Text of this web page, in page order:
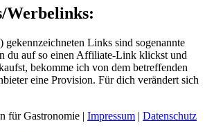
Links sind sogenannte
du auf so einen Affiliate-Link klickst und
bekomme ich von dem betreffenden
eine Provision. Für dich verändert sich
für Gastronomie | Impressum | Datenschutz